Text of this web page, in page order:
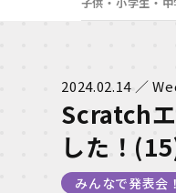
2024.02.14 ／
Scratch
した！
みんなで発表会！